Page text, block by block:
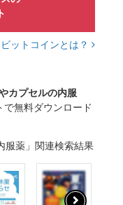
ビットコインとは？
カプセルの内服
で無料ダウンロード
服薬」関連検索結果